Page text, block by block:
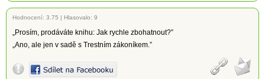
Hodnocení: 3.75 | Hlasovalo: 9
„Prosím, prodáváte knihu: Jak rychle zbohatnout?”
„Ano, ale jen v sadě s Trestním zákoníkem.”